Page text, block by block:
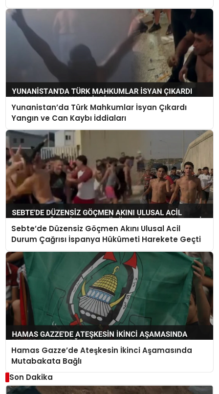
Yunanistan’da Türk Mahkumlar İsyan Çıkardı
Yangın ve Can Kaybı İddiaları
Sebte’de Düzensiz Göçmen Akını Ulusal Acil
Durum Çağrısı İspanya Hükümeti Harekete Geçti
Hamas Gazze’de Ateşkesin İkinci Aşamasında
Mutabakata Bağlı
Son Dakika